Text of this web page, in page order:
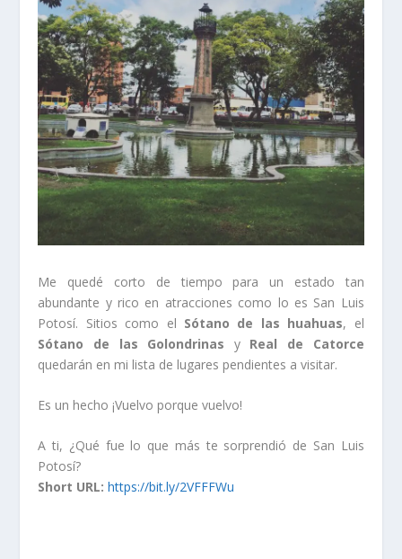
Me quedé corto de tiempo para un estado tan
abundante y rico en atracciones como lo es San Luis
Potosí. Sitios como el Sótano de las huahuas, el
Sótano de las Golondrinas y Real de Catorce
quedarán en mi lista de lugares pendientes a visitar.
Es un hecho ¡Vuelvo porque vuelvo!
A ti, ¿Qué fue lo que más te sorprendió de San Luis
Potosí?
Short URL: https://bit.ly/2VFFFWu